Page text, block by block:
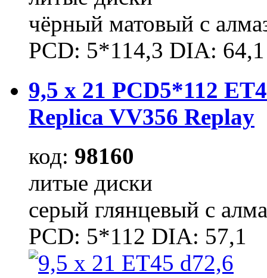
чёрный матовый с
PCD: 5*114,3 DIA: 64,1
9,5 x 21 PCD5*112
Replica VV356 Replay
код: 98160
литые диски
серый глянцевый с
PCD: 5*112 DIA: 57,1